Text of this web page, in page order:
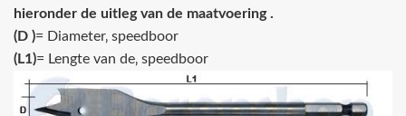
hieronder de uitleg van de maatvoering .
(D )= Diameter‚ speedboor
(L1)= Lengte van de‚ speedboor